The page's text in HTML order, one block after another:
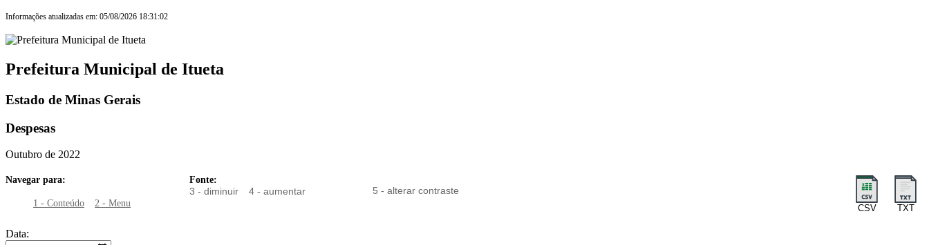
Informações atualizadas em: 05/08/2026 18:31:02
Prefeitura Municipal de Itueta
Estado de Minas Gerais
Despesas
Outubro de 2022
Navegar para:
1 - Conteúdo 2 - Menu
Fonte:
3 - diminuir 4 - aumentar 5 - alterar contraste
CSV TXT
Data: